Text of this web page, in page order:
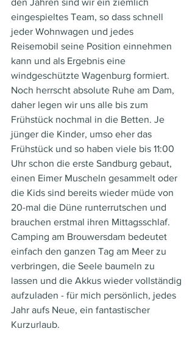
den Jahren sind wir ein ziemlich
eingespieltes Team, so dass schnell
jeder Wohnwagen und jedes
Reisemobil seine Position einnehmen
kann und als Ergebnis eine
windgeschützte Wagenburg formiert.
Noch herrscht absolute Ruhe am Dam,
daher legen wir uns alle bis zum
Frühstück nochmal in die Betten. Je
jünger die Kinder, umso eher das
Frühstück und so haben viele bis 11:00
Uhr schon die erste Sandburg gebaut,
einen Eimer Muscheln gesammelt oder
die Kids sind bereits wieder müde von
20-mal die Düne runterrutschen und
brauchen erstmal ihren Mittagsschlaf.
Camping am Brouwersdam bedeutet
einfach den ganzen Tag am Meer zu
verbringen, die Seele baumeln zu
lassen und die Akkus wieder vollständig
aufzuladen - für mich persönlich, jedes
Jahr aufs Neue, ein fantastischer
Kurzurlaub.